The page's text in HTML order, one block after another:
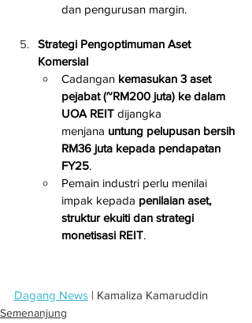
dan pengurusan margin.
Strategi Pengoptimuman Aset
Komersial
Cadangan kemasukan 3 aset
pejabat (~RM200 juta) ke dalam
UOA REIT dijangka
menjana untung pelupusan bersih
RM36 juta kepada pendapatan
FY25.
Pemain industri perlu menilai
impak kepada penilaian aset,
struktur ekuiti dan strategi
monetisasi REIT.
Dagang News | Kamaliza Kamaruddin
Semenanjung